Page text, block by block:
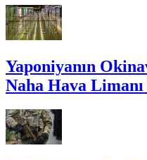
Yaponiyanın
Naha Hava Limanı